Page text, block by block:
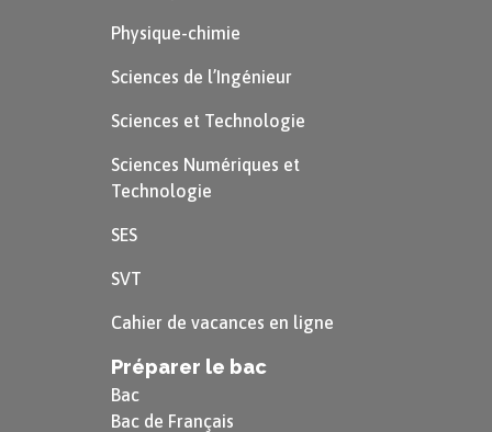
Physique-chimie
Sciences de l’Ingénieur
Sciences et Technologie
Sciences Numériques et
Technologie
SES
SVT
Cahier de vacances en ligne
Préparer le bac
Bac
Bac de Français